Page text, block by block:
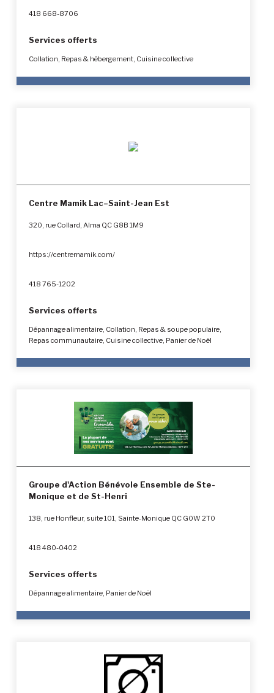
418 668-8706
Services offerts
Collation, Repas & hébergement, Cuisine collective
Centre Mamik Lac–Saint-Jean Est
320, rue Collard, Alma QC G8B 1M9
https://centremamik.com/
418 765-1202
Services offerts
Dépannage alimentaire, Collation, Repas & soupe populaire,
Repas communautaire, Cuisine collective, Panier de Noël
Groupe d'Action Bénévole Ensemble de Ste-
Monique et de St-Henri
138, rue Honfleur, suite 101, Sainte-Monique QC G0W 2T0
418 480-0402
Services offerts
Dépannage alimentaire, Panier de Noël